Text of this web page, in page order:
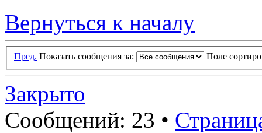
Вернуться к началу
Пред. Показать сообщения за: Поле
Закрыто
Сообщений: 23 •